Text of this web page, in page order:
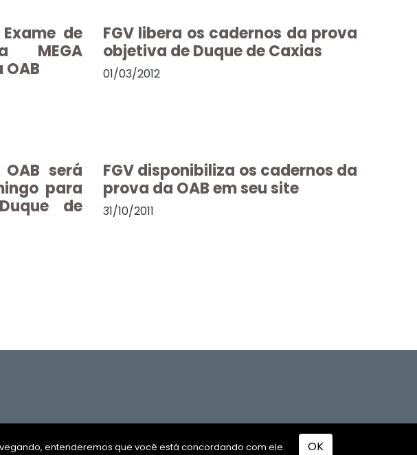
de
MEGA
FGV libera os cadernos da prova
objetiva de Duque de Caxias
01/03/2012
será
para
de
FGV disponibiliza os cadernos da
prova da OAB em seu site
31/10/2011
. Desenvolvido por TUTOR
entenderemos que você está concordando com ele. OK